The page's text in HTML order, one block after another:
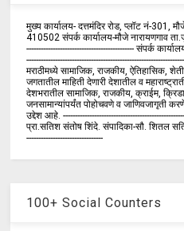
मुख्य कार्यालय- दत्तमंदिर रोड, प्लॉट नं-301,
410502 संपर्क कार्य‍ालय-मौजे नारायणगाव
--------------------------------------------- संपर्क
मराठीमध्ये सामाजिक, राजकीय, ऐतिहासिक,
जगतातील माहिती देणारी देशातील व
देशभरातील सामाजिक, राजकीय, क्राईम,
जनसामान्यांपर्यंत पोहोचवणे व जाणिवजागृती
उद्देश आहे.
प्रा.सतिश संतोष शिंदे. संपादिका-सौ. शितल
--------------------------------
100+ Social Counters